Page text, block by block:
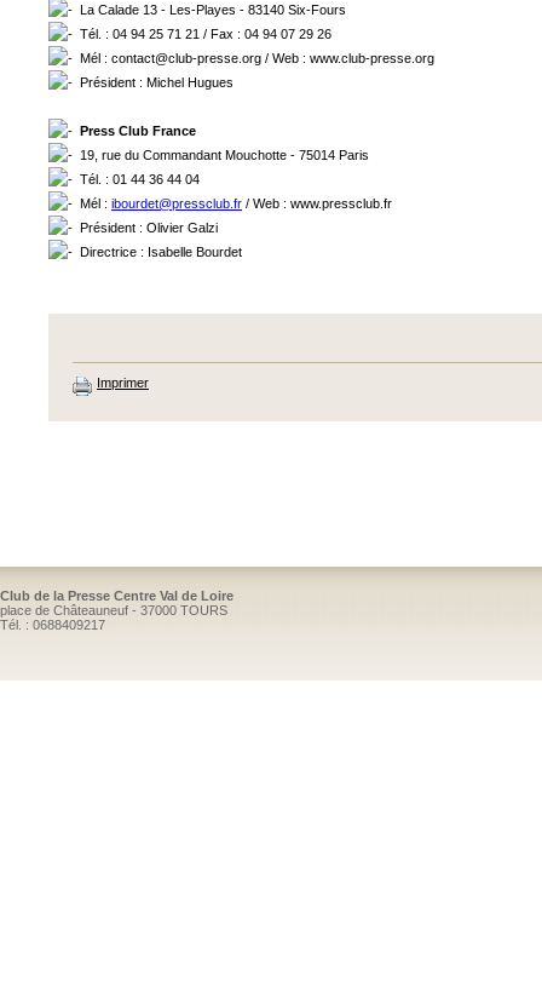
La Calade 13 - Les-Playes - 83140 Six-Fours
Tél. : 04 94 25 71 21 / Fax : 04 94 07 29 26
Mél : contact@club-presse.org / Web : www.club-presse.org
Président : Michel Hugues
Press Club France
19, rue du Commandant Mouchotte - 75014 Paris
Tél. : 01 44 36 44 04
Mél : ibourdet@pressclub.fr / Web : www.pressclub.fr
Président : Olivier Galzi
Directrice : Isabelle Bourdet
Imprimer
Club de la Presse Centre Val de Loire
place de Châteauneuf - 37000 TOURS
Tél. : 0688409217